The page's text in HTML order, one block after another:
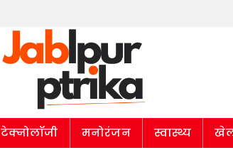
टेक्नोलॉजी मनोरंजन स्वास्थ्य